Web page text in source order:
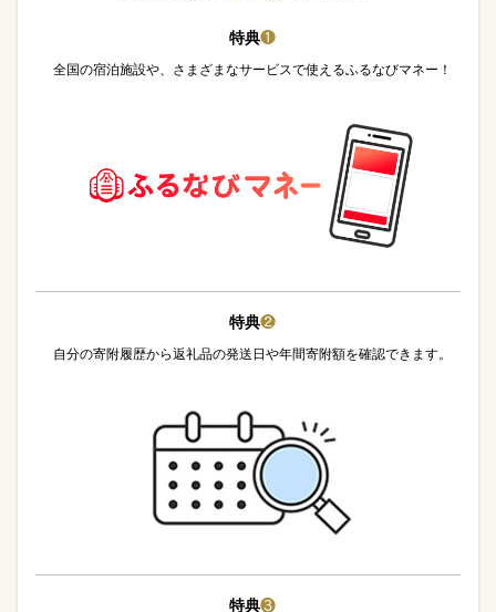
特典❶
全国の宿泊施設や、さまざまなサービスで使えるふるなびマネー！
特典❷
自分の寄附履歴から返礼品の発送日や年間寄附額を確認できます。
特典❸